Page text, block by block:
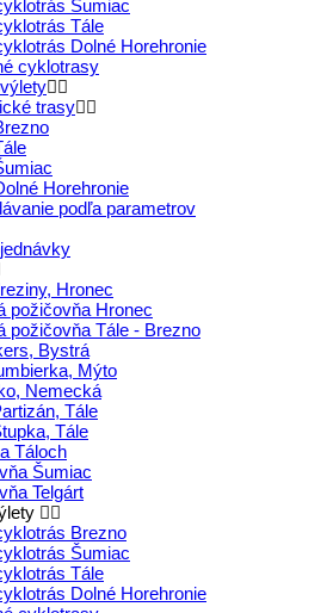
Šumiac
Tále
Dolné Horehronie
cyklotrasy
trasy
Horehronie
podľa parametrov
Hronec
požičovňa Hronec
požičovňa Tále - Brezno
Bystrá
Mýto
Nemecká
Tále
Tále
Táloch
Šumiac
Telgárt
Brezno
Šumiac
Tále
Dolné Horehronie